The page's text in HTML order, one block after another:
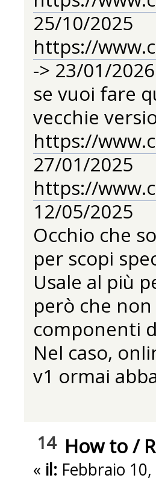
25/10/2025
https://
-> 23/01/2026
se vuoi fare
vecchie
https://
27/01/2025
https://
12/05/2025
Occhio che
per scopi
Usale al più
però che
componenti
Nel caso,
v1 ormai
14 How to/
« il: Febbraio